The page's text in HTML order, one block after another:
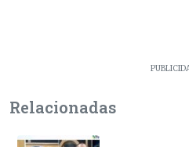
Relacionadas